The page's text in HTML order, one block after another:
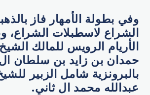
وفي بطولة الأمهار فاز
الشراع لاسطبلات الشراع،
الأريام الرويس للمالك
حمدان بن زايد بن سلطان ال
بالبرونزية شامل الزبير
عبدالله محمد ال ثاني.